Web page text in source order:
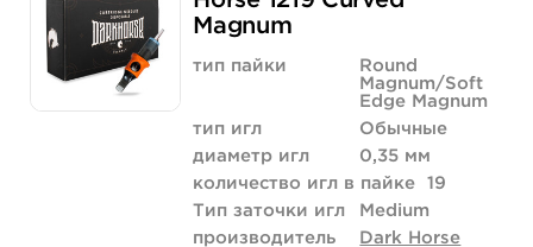
Количество купить
Magnum
тип пайки
Round
Magnum/Soft
Edge Magnum
тип игл
Обычные
диаметр игл
0,35 мм
количество игл в пайке
19
Тип заточки игл
Medium
производитель
Dark Horse